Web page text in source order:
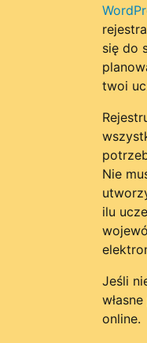
się do
twoi
Nie
ilu
Jeśli
online.